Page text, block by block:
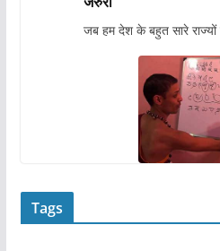
जब हम देश के बहुत सारे
Tags